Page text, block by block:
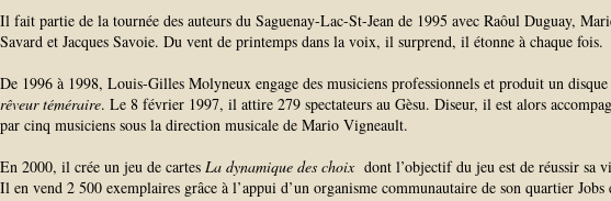
Il fait partie de la tournée des auteurs du Saguenay-Lac-St-Jean de 1995 avec Raôul Duguay,
Savard et Jacques Savoie. Du vent de printemps dans la voix, il surprend, il étonne à chaque fois.
De 1996 à 1998, Louis-Gilles Molyneux engage des musiciens professionnels et produit un disque
rêveur téméraire. Le 8 février 1997, il attire 279 spectateurs au Gèsu. Diseur, il est alors
par cinq musiciens sous la direction musicale de Mario Vigneault.
En 2000, il crée un jeu de cartes La dynamique des choix dont l’objectif du jeu est de réussir sa
Il en vend 2 500 exemplaires grâce à l’appui d’un organisme communautaire de son quartier Jobs